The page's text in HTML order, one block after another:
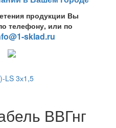
продукции Вы
телефону, или по
sklad.ru
LS 3х1,5
ВВГнг